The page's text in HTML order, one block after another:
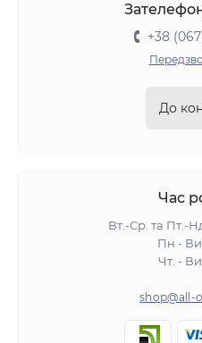
+38
До
Час
Вт.-Ср. та Пт.-
Пн -
Чт. -
shop@all-